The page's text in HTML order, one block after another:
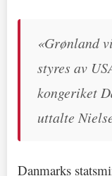
«Grønland
styres av
kongeriket
uttalte
Danmarks